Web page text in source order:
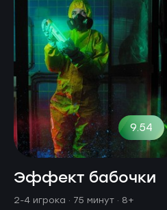
9.54
Эффект бабочки
2-4 игрока · 75 минут · 8+